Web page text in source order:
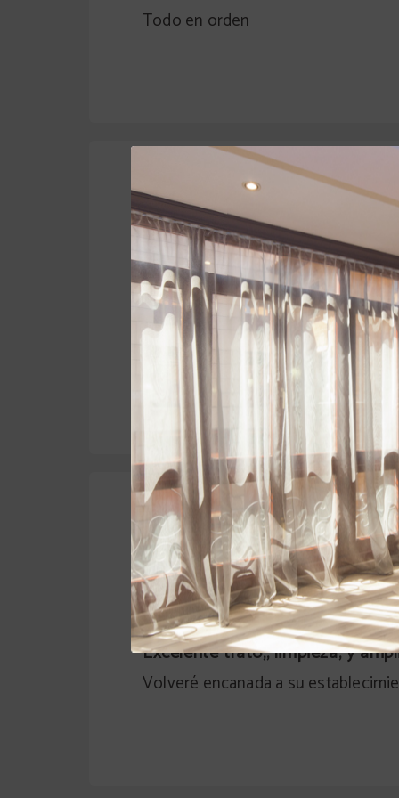
Todo en orden
DAVID BÉCARES GONZÁLEZ |
Limpieza
8/10
Atención personal
9/10
Un acierto
Un acierto en la elección
MARIA DE LOS ANGELES CABALLERO
Limpieza
10/10
Atención
10/10
Excelente trato,, limpieza, y
Volveré encanada a su